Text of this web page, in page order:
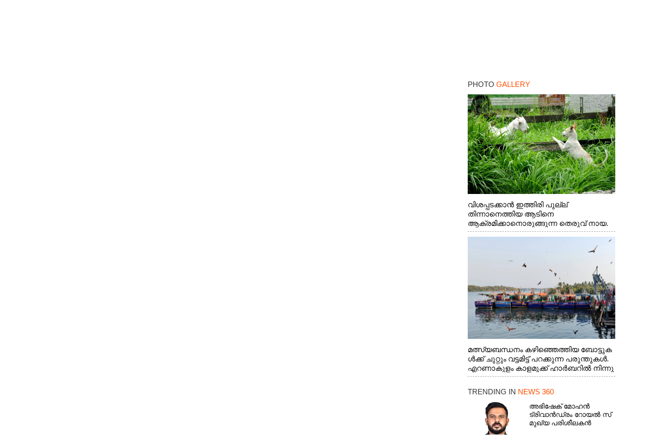
PHOTO GALLERY
വിശപ്പടക്കാൻ ഇത്തിരി പുല്ല്
തിന്നാനെത്തിയ ആടിനെ
ആക്രമിക്കാനൊരുങ്ങുന്ന തെരുവ് നായ.
എറണാകുളം വാത്തുരുത്തിയിൽ നിന്നുള്ള
മത്സ്യബന്ധനം കഴിഞ്ഞെത്തിയ ബോട്ടുക
ൾക്ക് ചുറ്റും വട്ടമിട്ട് പറക്കുന്ന പരുന്തുകൾ.
എറണാകുളം കാളമുക്ക് ഹാർബറിൽ നിന്നു
ള്ള കാഴ്ച
TRENDING IN NEWS 360
അഭിഷേക് മോഹൻ
ട്രിവാൻഡ്രം റോയൽ സ്
മുഖ്യ പരിശീലകൻ